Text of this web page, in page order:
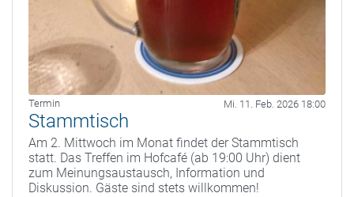
Termin Mi. 11. Feb. 2026 18:00
Stammtisch
Am 2. Mittwoch im Monat findet der Stammtisch
statt. Das Treffen im Hofcafé (ab 19:00 Uhr) dient
zum Meinungsaustausch, Information und
Diskussion. Gäste sind stets willkommen!